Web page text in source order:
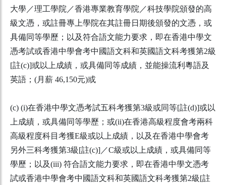
大學／理工學院／香港專業教育學院／科技學院頒發的高
級文憑，或註冊專上學院在其註冊日期後頒發的文憑，或
具備同等學歷；以及符合語文能力要求，即在香港中學文
憑考試或香港中學會考中國語文科和英國語文科考獲第2級
[註(c)]或以上成績，或具備同等成績，並能操流利粵語及
英語；(月薪 46,150元)或
(c) (i)在香港中學文憑考試五科考獲第3級或同等[註(d)]或以
上成績，或具備同等學歷；或(ii)在香港高級程度會考兩科
高級程度科目考獲E級或以上成績，以及在香港中學會考
另外三科考獲第3級[註(c)]／C級或以上成績，或具備同等
學歷；以及(iii) 符合語文能力要求，即在香港中學文憑考
試或香港中學會考中國語文科和英國語文科考獲第2級[註